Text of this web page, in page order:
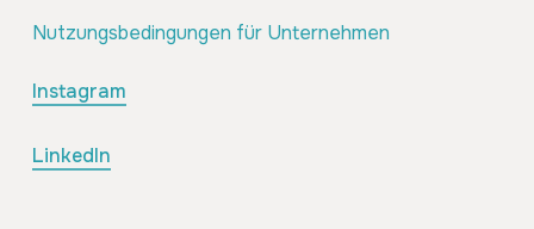
Nutzungsbedingungen für Unternehmen
Instagram
LinkedIn